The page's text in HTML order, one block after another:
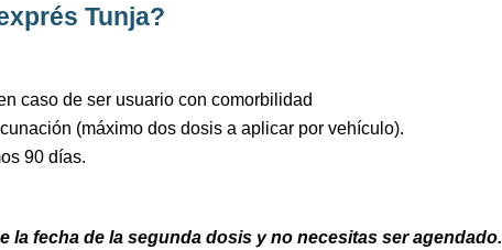
Tunja?
caso de ser usuario con comorbilidad
(máximo dos dosis a aplicar por vehículo).
90 días.
fecha de la segunda dosis y no necesitas ser agendado.